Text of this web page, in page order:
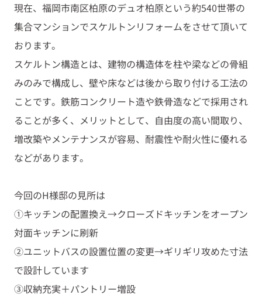
現在、福岡市南区柏原のデュオ柏原という約540世帯の
集合マンションでスケルトンリフォームをさせて頂いて
おります。
スケルトン構造とは、建物の構造体を柱や梁などの骨組
みのみで構成し、壁や床などは後から取り付ける工法の
ことです。鉄筋コンクリート造や鉄骨造などで採用され
ることが多く、メリットとして、自由度の高い間取り、
増改築やメンテナンスが容易、耐震性や耐火性に優れる
などがあります。
今回のH様邸の見所は
①キッチンの配置換え→クローズドキッチンをオープン
対面キッチンに刷新
②ユニットバスの設置位置の変更→ギリギリ攻めた寸法
で設計しています
③収納充実＋パントリー増設